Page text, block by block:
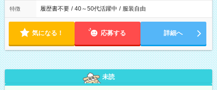
特徴 履歴書不要 / 40～50代活躍中 / 服装自由
気になる！ 応募する 詳細へ
未読